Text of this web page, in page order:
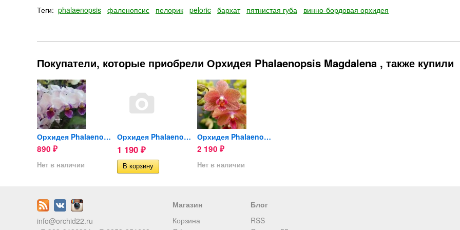
Теги: phalaenopsis фаленопсис пелорик peloric бархат пятнистая губа винно-бордовая орхидея
Покупатели, которые приобрели Орхидея Phalaenopsis Magdalena , также купили
Орхидея Phalaenopsis Red...
890 ₽
Нет в наличии
Орхидея Phalaenopsis (отцвел)
1 190 ₽
Орхидея Phalaenopsis Sunset...
2 190 ₽
Нет в наличии
info@orchid22.ru
Магазин
Корзина
Блог
RSS